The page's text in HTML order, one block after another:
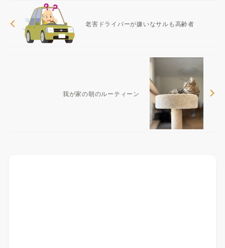
老害ドライバーが嫌いなサルも高齢者
我が家の朝のルーティーン